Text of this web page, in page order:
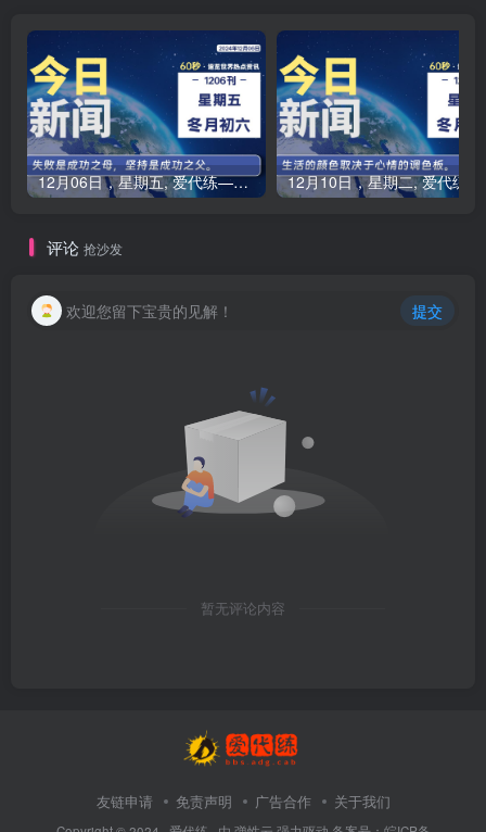
12月06日，星期五, 爱代练—每天60秒读懂全世界！
评论 抢沙发
欢迎您留下宝贵的见解！ 提交
暂无评论内容
友链申请 免责声明 广告合作 关于我们